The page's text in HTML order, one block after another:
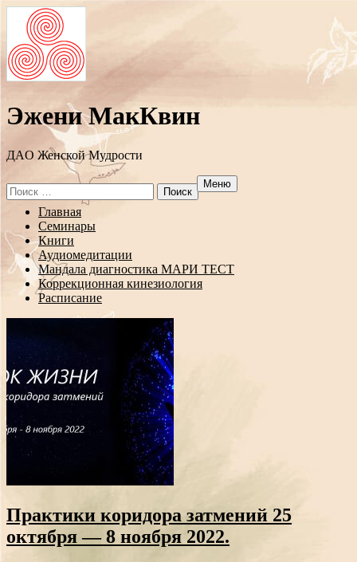
Эжени МакКвин
ДAO Женской Мудрости
Search
for:
Меню
Перейти
содержанию
Главная
Семинары
Книги
Аудиомедитации
Мандала диагностика МАРИ ТЕСТ
Коррекционная кинезиология
Расписание
Практики коридора затмений 25
октября — 8 ноября 2022.